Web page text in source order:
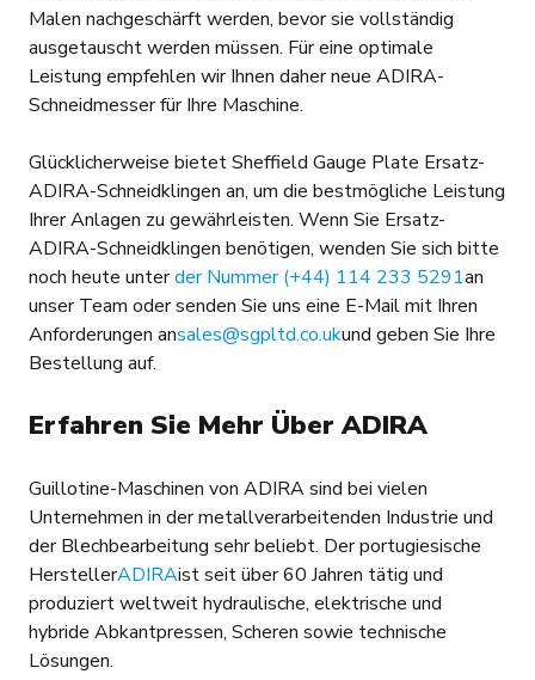
Malen nachgeschärft werden, bevor sie vollständig
ausgetauscht werden müssen. Für eine optimale
Leistung empfehlen wir Ihnen daher neue ADIRA-
Schneidmesser für Ihre Maschine.
Glücklicherweise bietet Sheffield Gauge Plate Ersatz-
ADIRA-Schneidklingen an, um die bestmögliche Leistung
Ihrer Anlagen zu gewährleisten. Wenn Sie Ersatz-
ADIRA-Schneidklingen benötigen, wenden Sie sich bitte
noch heute unterder Nummer (+44) 114 233 5291an
unser Team oder senden Sie uns eine E-Mail mit Ihren
Anforderungen ansales@sgpltd.co.ukund geben Sie Ihre
Bestellung auf.
Erfahren Sie Mehr Über ADIRA
Guillotine-Maschinen von ADIRA sind bei vielen
Unternehmen in der metallverarbeitenden Industrie und
der Blechbearbeitung sehr beliebt. Der portugiesische
HerstellerADIRAist seit über 60 Jahren tätig und
produziert weltweit hydraulische, elektrische und
hybride Abkantpressen, Scheren sowie technische
Lösungen.